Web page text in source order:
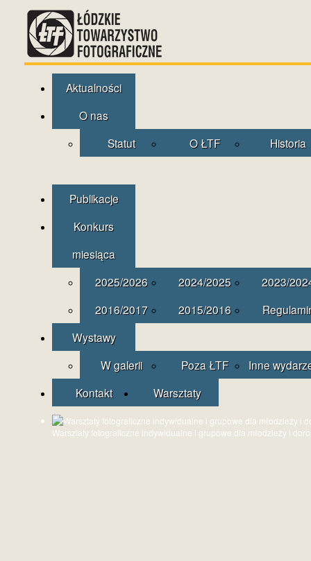
Aktualności
O nas
Statut
O ŁTF Historia
Publikacje
Konkurs
miesiąca
2025/2026
2024/2025
2023/
2016/2017
2015/2016
Wystawy
W galerii
Poza ŁTF
Inne
Kontakt
Warsztaty
Warsztaty fotograficzne indywidualne i grupowe dla młodzieży i